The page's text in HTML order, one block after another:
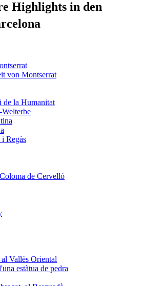
Highlights in den
von Montserrat
Vallès Oriental